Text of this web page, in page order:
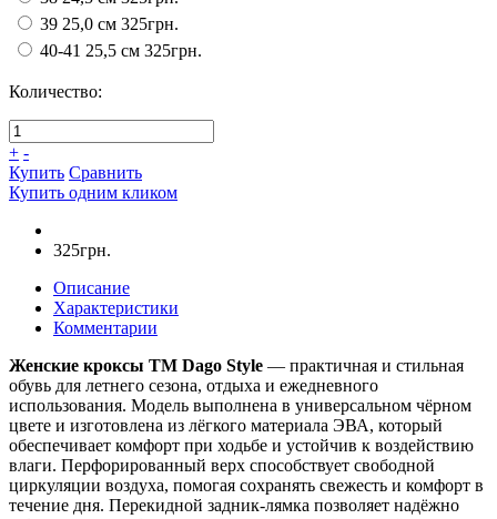
39 25,0 см 325грн.
40-41 25,5 см 325грн.
Количество:
+ -
Купить Сравнить
Купить одним кликом
325грн.
Описание
Характеристики
Комментарии
Женские кроксы ТМ Dago Style — практичная и стильная
обувь для летнего сезона, отдыха и ежедневного
использования. Модель выполнена в универсальном чёрном
цвете и изготовлена из лёгкого материала ЭВА, который
обеспечивает комфорт при ходьбе и устойчив к воздействию
влаги. Перфорированный верх способствует свободной
циркуляции воздуха, помогая сохранять свежесть и комфорт в
течение дня. Перекидной задник-лямка позволяет надёжно